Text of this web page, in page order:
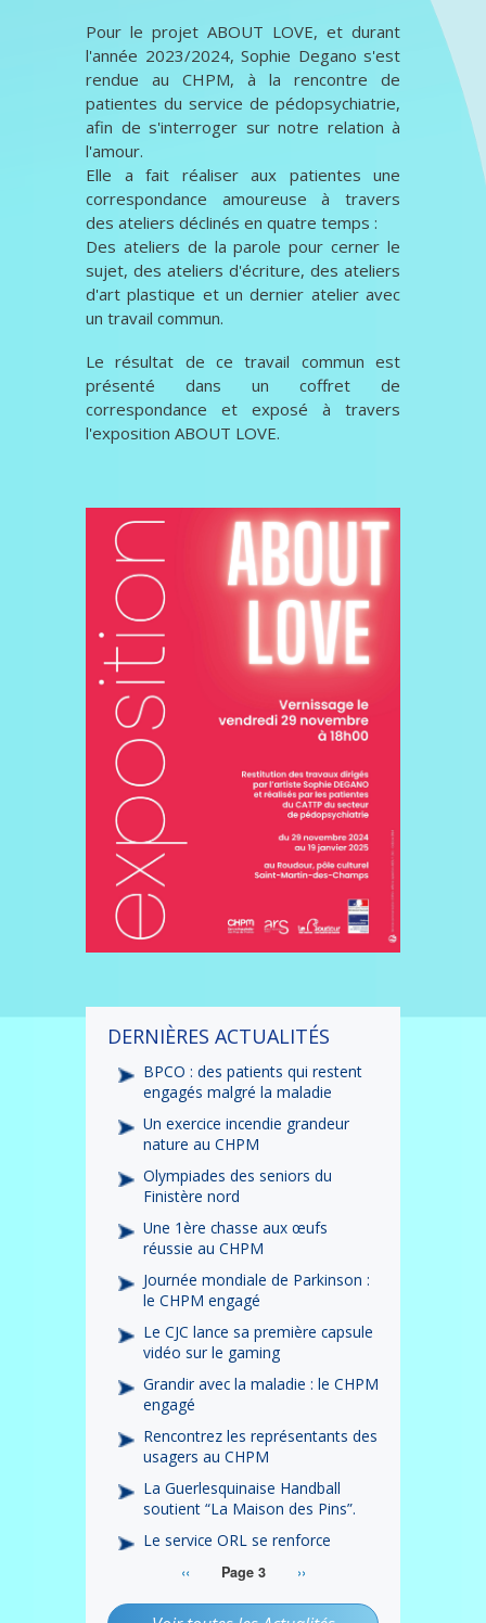
Pour le projet ABOUT LOVE, et durant
l'année 2023/2024, Sophie Degano s'est
rendue au CHPM, à la rencontre de
patientes du service de pédopsychiatrie,
afin de s'interroger sur notre relation à
l'amour.
Elle a fait réaliser aux patientes une
correspondance amoureuse à travers
des ateliers déclinés en quatre temps :
Des ateliers de la parole pour cerner le
sujet, des ateliers d'écriture, des ateliers
d'art plastique et un dernier atelier avec
un travail commun.
Le résultat de ce travail commun est
présenté dans un coffret de
correspondance et exposé à travers
l'exposition ABOUT LOVE.
DERNIÈRES ACTUALITÉS
BPCO : des patients qui restent
engagés malgré la maladie
Un exercice incendie grandeur
nature au CHPM
Olympiades des seniors du
Finistère nord
Une 1ère chasse aux œufs
réussie au CHPM
Journée mondiale de Parkinson :
le CHPM engagé
Le CJC lance sa première capsule
vidéo sur le gaming
Grandir avec la maladie : le CHPM
engagé
Rencontrez les représentants des
usagers au CHPM
La Guerlesquinaise Handball
soutient “La Maison des Pins”.
Le service ORL se renforce
Page
‹‹ Page 3
Page
››